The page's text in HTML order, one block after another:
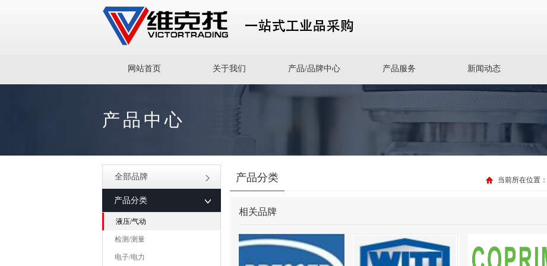
网站首页 关于我们 产品/品牌中心 产品服务 新闻动态
产品中心
全部品牌
产品分类
液压/气动
检测/测量
电子/电力
产品分类 当前所在位置：
相关品牌